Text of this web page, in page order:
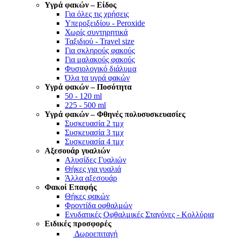
Υγρά φακών–Είδος
Για όλες τις χρήσεις
Υπεροξειδίου - Peroxide
Χωρίς συντηρητικά
Ταξιδιού - Travel size
Για σκληρούς φακούς
Για μαλακούς φακούς
Φυσιολογικό διάλυμα
Όλα τα υγρά φακών
Υγρά φακών –Ποσότητα
50 - 120 ml
225 - 500 ml
Υγρά φακών –Φθηνές πολυσυσκευασίες
Συσκευασία 2 τμχ
Συσκευασία 3 τμχ
Συσκευασία 4 τμχ
Αξεσουάρ γυαλιών
Αλυσίδες Γυαλιών
Θήκες για γυαλιά
Άλλα αξεσουάρ
Φακοί Επαφής
Θήκες φακών
Φροντίδα οφθαλμών
Ενυδατικές Οφθαλμικές Σταγόνες - Κολλύρια
Ειδικές προσφορές
Δωροεπιταγή